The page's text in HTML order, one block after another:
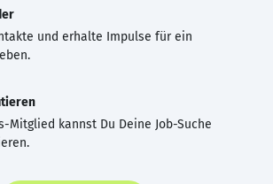
und erhalte Impulse für ein
Mitglied kannst Du Deine Job-Suche